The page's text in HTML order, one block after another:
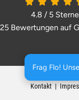
Frag Flo!
4.8 / 5Sterne
25 Bewertungen auf
basenio.de
Kontakt